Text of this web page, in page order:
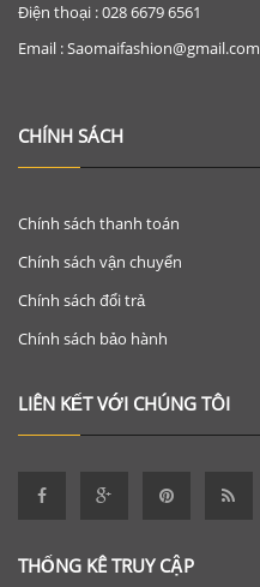
Điện thoại : 028 6679 6561
Email : Saomaifashion@gmail.com
CHÍNH SÁCH
Chính sách thanh toán
Chính sách vận chuyển
Chính sách đổi trả
Chính sách bảo hành
LIÊN KẾT VỚI CHÚNG TÔI
THỐNG KÊ TRUY CẬP